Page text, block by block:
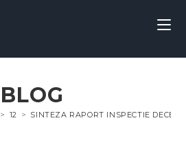
BLOG
> 12 > SINTEZA RAPORT INSPECTIE